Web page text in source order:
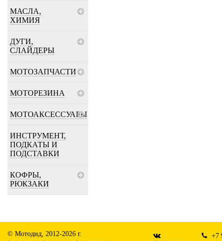
МАСЛА,
ХИМИЯ
ДУГИ,
СЛАЙДЕРЫ
МОТОЗАПЧАСТИ
МОТОРЕЗИНА
МОТОАКСЕССУАРЫ
ИНСТРУМЕНТ,
ПОДКАТЫ И
ПОДСТАВКИ
КОФРЫ,
РЮКЗАКИ
© Мотодид, 2012-2026 г.
+7